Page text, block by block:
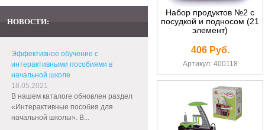
НОВОСТИ:
Эффективное обучение с
интерактивными пособиями в
начальной школе
18.05.2021
В нашем каталоге обновлен раздел
«Интерактивные пособия для
начальной школы». В...
Набор продуктов №2 с
посудкой и подносом (21
элемент)
406 Руб.
Артикул: 400118